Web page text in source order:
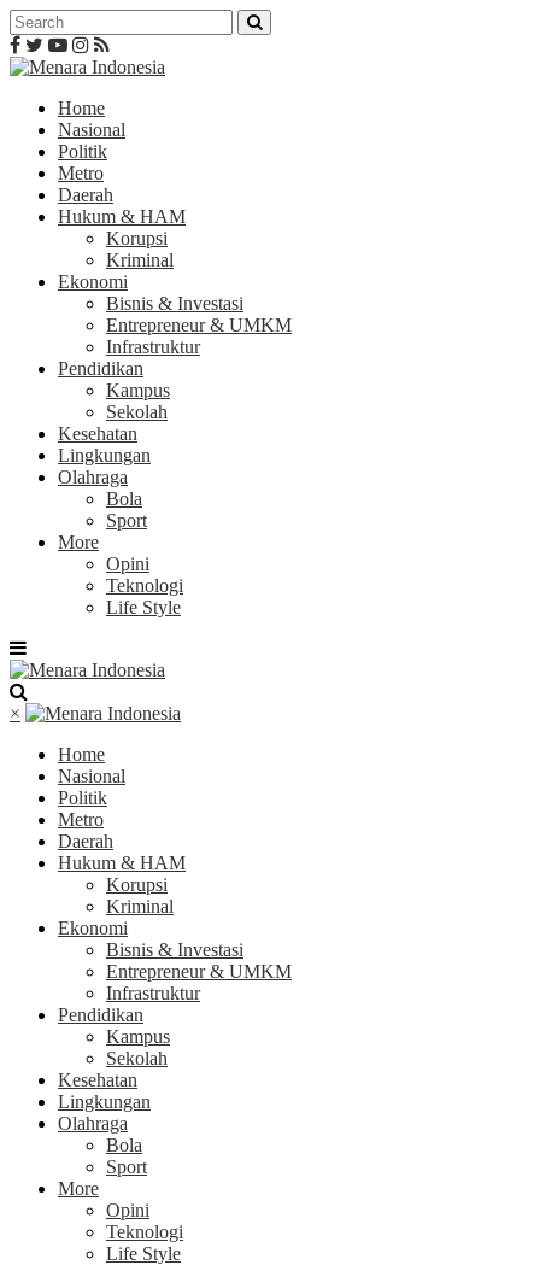
Home
Nasional
Politik
Metro
Daerah
Hukum & HAM
Korupsi
Kriminal
Ekonomi
Bisnis & Investasi
Entrepreneur & UMKM
Infrastruktur
Pendidikan
Kampus
Sekolah
Kesehatan
Lingkungan
Olahraga
Bola
Sport
More
Opini
Teknologi
Life Style
×
Home
Nasional
Politik
Metro
Daerah
Hukum & HAM
Korupsi
Kriminal
Ekonomi
Bisnis & Investasi
Entrepreneur & UMKM
Infrastruktur
Pendidikan
Kampus
Sekolah
Kesehatan
Lingkungan
Olahraga
Bola
Sport
More
Opini
Teknologi
Life Style